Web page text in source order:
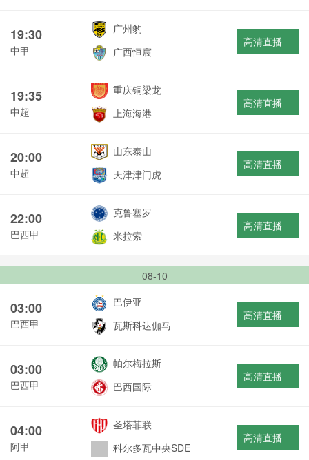
19:30
中甲
广州豹
广西恒宸
高清直播
19:35
中超
重庆铜梁龙
上海海港
高清直播
20:00
中超
山东泰山
天津津门虎
高清直播
22:00
巴西甲
克鲁塞罗
米拉索
高清直播
08-10
03:00
巴西甲
巴伊亚
瓦斯科达伽马
高清直播
03:00
巴西甲
帕尔梅拉斯
巴西国际
高清直播
04:00
阿甲
圣塔菲联
科尔多瓦中央SDE
高清直播